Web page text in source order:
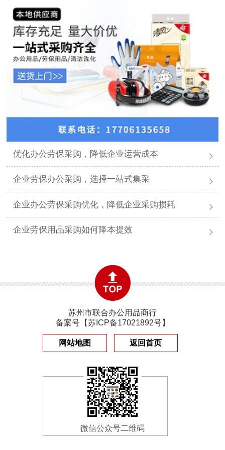
优化办公劳保采购，降低企业运营成本
企业劳保办公采购，选择一站式集采
企业办公劳保采购优化，降低企业采购损耗
企业劳保用品采购如何降本提效
苏州市联合办公用品商行
备案号【苏ICP备17021892号】
网站地图 返回首页
微信公众号二维码